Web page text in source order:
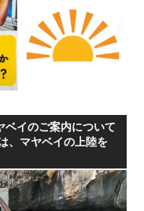
ベイのご案内について
、マヤベイの上陸を